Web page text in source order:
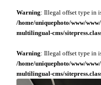
Warning: Illegal offset type in
/home/uniquephoto/www/
multilingual-cms/
Warning: Illegal offset type in
/home/uniquephoto/www/
multilingual-cms/